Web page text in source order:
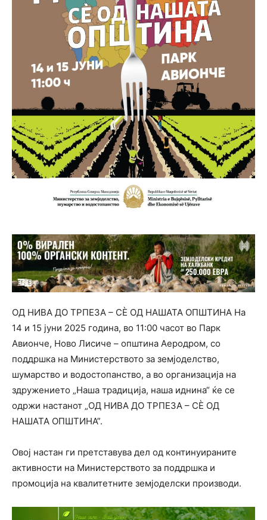
ОД НИВА ДО ТРПЕЗА – СÈ ОД НАШАТА ОПШТИНА На
14 и 15 јуни 2025 година, во 11:00 часот во Парк
Авионче, Ново Лисиче – општина Аеродром, со
поддршка на Министерството за земјоделство,
шумарство и водостопанство, а во организација на
здружението „Наша традиција, наша иднина“ ќе се
одржи настанот „ОД НИВА ДО ТРПЕЗА – СÈ ОД
НАШАТА ОПШТИНА”.
Овој настан ги претставува дел од континуираните
активности на Министерството за поддршка и
промоција на квалитетните земјоделски производи.